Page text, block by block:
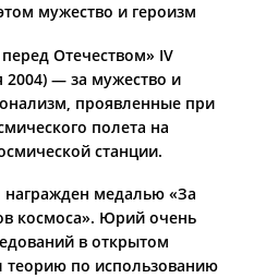
мужество и героизм
Отечеством» IV
2004) — за мужество и
проявленные при
полета на
станции.
награжден медалью «За
космоса». Юрий очень
в открытом
теорию по использованию